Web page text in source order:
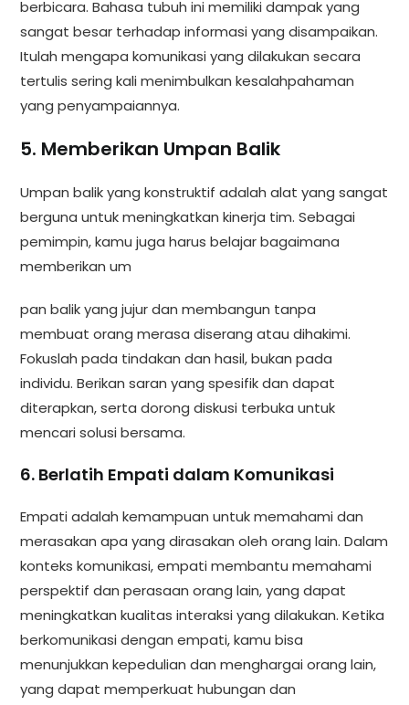
berbicara. Bahasa tubuh ini memiliki dampak yang
sangat besar terhadap informasi yang disampaikan.
Itulah mengapa komunikasi yang dilakukan secara
tertulis sering kali menimbulkan kesalahpahaman
yang penyampaiannya.
5. Memberikan Umpan Balik
Umpan balik yang konstruktif adalah alat yang sangat
berguna untuk meningkatkan kinerja tim. Sebagai
pemimpin, kamu juga harus belajar bagaimana
memberikan um
pan balik yang jujur dan membangun tanpa
membuat orang merasa diserang atau dihakimi.
Fokuslah pada tindakan dan hasil, bukan pada
individu. Berikan saran yang spesifik dan dapat
diterapkan, serta dorong diskusi terbuka untuk
mencari solusi bersama.
6. Berlatih Empati dalam Komunikasi
Empati adalah kemampuan untuk memahami dan
merasakan apa yang dirasakan oleh orang lain. Dalam
konteks komunikasi, empati membantu memahami
perspektif dan perasaan orang lain, yang dapat
meningkatkan kualitas interaksi yang dilakukan. Ketika
berkomunikasi dengan empati, kamu bisa
menunjukkan kepedulian dan menghargai orang lain,
yang dapat memperkuat hubungan dan